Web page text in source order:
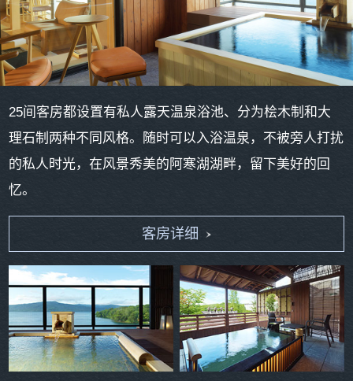
25间客房都设置有私人露天温泉浴池、分为桧木制和大
理石制两种不同风格。随时可以入浴温泉，不被旁人打扰
的私人时光，在风景秀美的阿寒湖湖畔，留下美好的回
忆。
客房详细